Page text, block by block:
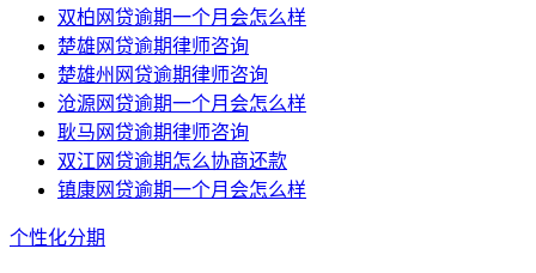
双柏网贷逾期一个月会怎么样
楚雄网贷逾期律师咨询
楚雄州网贷逾期律师咨询
沧源网贷逾期一个月会怎么样
耿马网贷逾期律师咨询
双江网贷逾期怎么协商还款
镇康网贷逾期一个月会怎么样
个性化分期